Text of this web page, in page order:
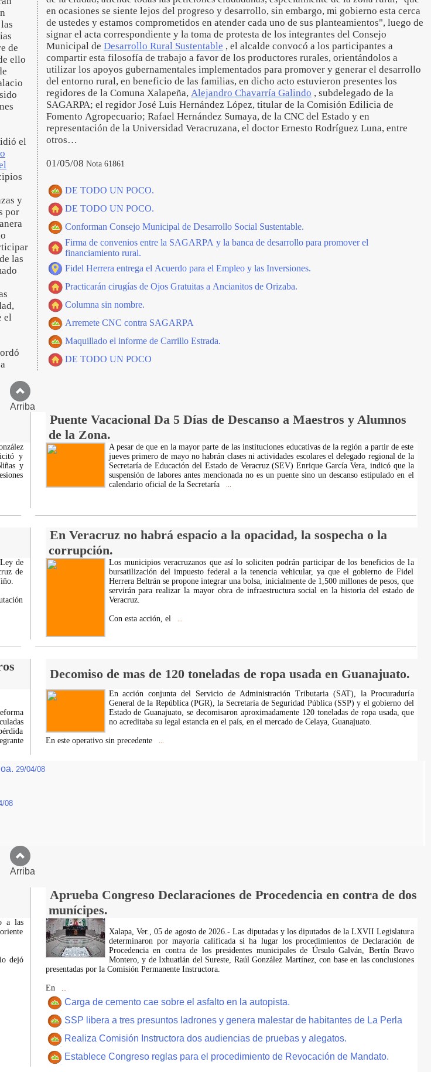
de
ello
el
y
por
las
el
en ocasiones se siente lejos del progreso y desarrollo, sin embargo, mi gobierno esta cerca
de ustedes y estamos comprometidos en atender cada uno de sus planteamientos", luego de
signar el acta correspondiente y la toma de protesta de los integrantes del Consejo
Municipal de Desarrollo Rural Sustentable , el alcalde convocó a los participantes a
compartir esta filosofía de trabajo a favor de los productores rurales, orientándolos a
utilizar los apoyos gubernamentales implementados para promover y generar el desarrollo
del entorno rural, en beneficio de las familias, en dicho acto estuvieron presentes los
regidores de la Comuna Xalapeña, Alejandro Chavarría Galindo , subdelegado de la
SAGARPA; el regidor José Luis Hernández López, titular de la Comisión Edilicia de
Fomento Agropecuario; Rafael Hernández Sumaya, de la CNC del Estado y en
representación de la Universidad Veracruzana, el doctor Ernesto Rodríguez Luna, entre
otros…
01/05/08 Nota 61861
DE TODO UN POCO.
DE TODO UN POCO.
Conforman Consejo Municipal de Desarrollo Social Sustentable.
Firma de convenios entre la SAGARPA y la banca de desarrollo para promover el
financiamiento rural.
Fidel Herrera entrega el Acuerdo para el Empleo y las Inversiones.
Practicarán cirugías de Ojos Gratuitas a Ancianitos de Orizaba.
Columna sin nombre.
Arremete CNC contra SAGARPA
Maquillado el informe de Carrillo Estrada.
DE TODO UN POCO
Arriba
Puente Vacacional Da 5 Días de Descanso a Maestros y Alumnos
de la Zona.
y
y
A pesar de que en la mayor parte de las instituciones educativas de la región a partir de este
jueves primero de mayo no habrán clases ni actividades escolares el delegado regional de la
Secretaría de Educación del Estado de Veracruz (SEV) Enrique García Vera, indicó que la
suspensión de labores antes mencionada no es un puente sino un descanso estipulado en el
calendario oficial de la Secretaría
En Veracruz no habrá espacio a la opacidad, la sospecha o la
corrupción.
de
de
Los municipios veracruzanos que así lo soliciten podrán participar de los beneficios de la
bursatilización del impuesto federal a la tenencia vehicular, ya que el gobierno de Fidel
Herrera Beltrán se propone integrar una bolsa, inicialmente de 1,500 millones de pesos, que
servirán para realizar la mayor obra de infraestructura social en la historia del estado de
Veracruz.
Con esta acción, el
Decomiso de mas de 120 toneladas de ropa usada en Guanajuato.
En acción conjunta del Servicio de Administración Tributaria (SAT), la Procuraduría
General de la República (PGR), la Secretaría de Seguridad Pública (SSP) y el gobierno del
Estado de Guanajuato, se decomisaron aproximadamente 120 toneladas de ropa usada, que
no acreditaba su legal estancia en el país, en el mercado de Celaya, Guanajuato.
En este operativo sin precedente
29/04/08
08
Arriba
Aprueba Congreso Declaraciones de Procedencia en contra de dos
munícipes.
a las
dejó
Xalapa, Ver., 05 de agosto de 2026.- Las diputadas y los diputados de la LXVII Legislatura
determinaron por mayoría calificada si ha lugar los procedimientos de Declaración de
Procedencia en contra de los presidentes municipales de Úrsulo Galván, Bertín Bravo
Montero, y de Ixhuatlán del Sureste, Raúl González Martínez, con base en las conclusiones
presentadas por la Comisión Permanente Instructora.
En
Carga de cemento cae sobre el asfalto en la autopista.
SSP libera a tres presuntos ladrones y genera malestar de habitantes de La Perla
Realiza Comisión Instructora dos audiencias de pruebas y alegatos.
Establece Congreso reglas para el procedimiento de Revocación de Mandato.